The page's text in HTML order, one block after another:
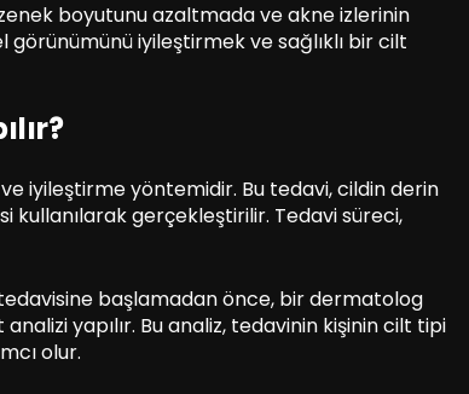
boyutunu azaltmada ve akne izlerinin
iyileştirmek ve sağlıklı bir cilt
iyileştirme yöntemidir. Bu tedavi, cildin derin
kullanılarak gerçekleştirilir. Tedavi süreci,
başlamadan önce, bir dermatolog
yapılır. Bu analiz, tedavinin kişinin cilt tipi
olur.